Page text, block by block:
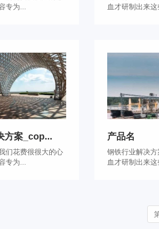
专为...
血才研制出来这
方案_cop...
们花费很很大的心
专为...
产品名
钢铁行业解决
血才研制出来这